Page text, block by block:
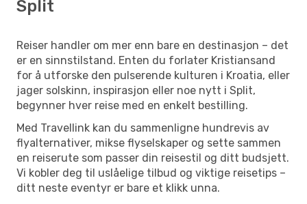
Split
Reiser handler om mer enn bare en destinasjon – det
er en sinnstilstand. Enten du forlater Kristiansand
for å utforske den pulserende kulturen i Kroatia, eller
jager solskinn, inspirasjon eller noe nytt i Split,
begynner hver reise med en enkelt bestilling.
Med Travellink kan du sammenligne hundrevis av
flyalternativer, mikse flyselskaper og sette sammen
en reiserute som passer din reisestil og ditt budsjett.
Vi kobler deg til uslåelige tilbud og viktige reisetips –
ditt neste eventyr er bare et klikk unna.